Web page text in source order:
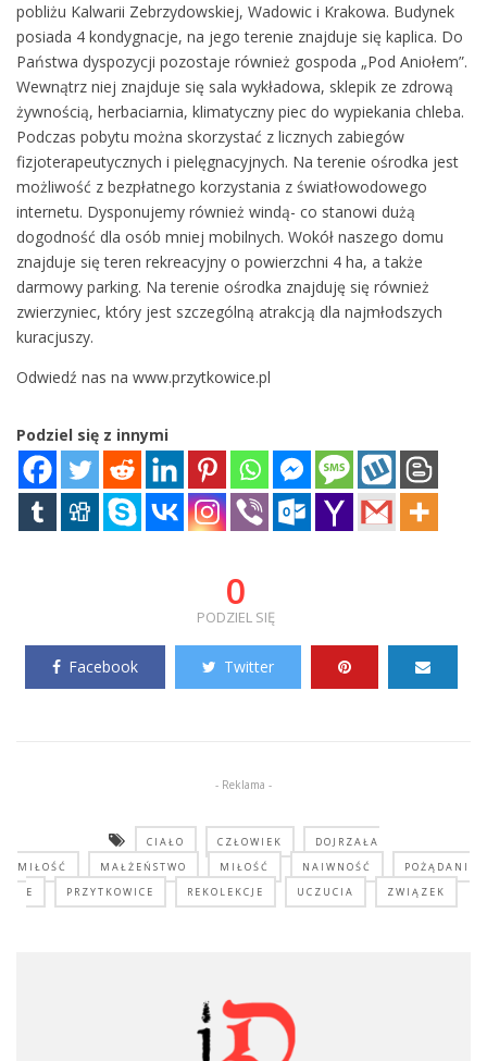
pobliżu Kalwarii Zebrzydowskiej, Wadowic i Krakowa. Budynek
posiada 4 kondygnacje, na jego terenie znajduje się kaplica. Do
Państwa dyspozycji pozostaje również gospoda „Pod Aniołem”.
Wewnątrz niej znajduje się sala wykładowa, sklepik ze zdrową
żywnością, herbaciarnia, klimatyczny piec do wypiekania chleba.
Podczas pobytu można skorzystać z licznych zabiegów
fizjoterapeutycznych i pielęgnacyjnych. Na terenie ośrodka jest
możliwość z bezpłatnego korzystania z światłowodowego
internetu. Dysponujemy również windą- co stanowi dużą
dogodność dla osób mniej mobilnych. Wokół naszego domu
znajduje się teren rekreacyjny o powierzchni 4 ha, a także
darmowy parking. Na terenie ośrodka znajduję się również
zwierzyniec, który jest szczególną atrakcją dla najmłodszych
kuracjuszy.
Odwiedź nas na www.przytkowice.pl
Podziel się z innymi
0
PODZIEL SIĘ
Facebook Twitter
- Reklama -
CIAŁO CZŁOWIEK
DOJRZAŁA
MIŁOŚĆ
MAŁŻEŃSTWO MIŁOŚĆ NAIWNOŚĆ
POŻĄDANI
E
PRZYTKOWICE REKOLEKCJE UCZUCIA ZWIĄZEK